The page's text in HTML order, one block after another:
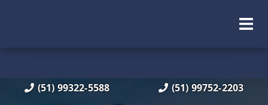
(51) 99322-5588 (51) 99752-2203